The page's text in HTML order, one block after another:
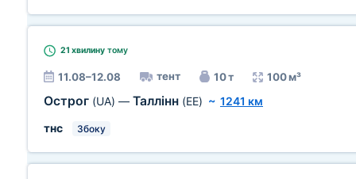
21 хвилину тому
11.08–12.08 тент 10 т 100 м³
Острог (UA) — Таллінн (EE) ~ 1241 км
тнс
Збоку